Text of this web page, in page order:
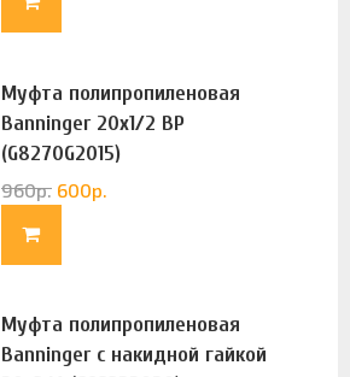
Муфта полипропиленовая
Banninger 20х1/2 ВР
(G8270G2015)
960р. 600р.
Муфта полипропиленовая
Banninger с накидной гайкой